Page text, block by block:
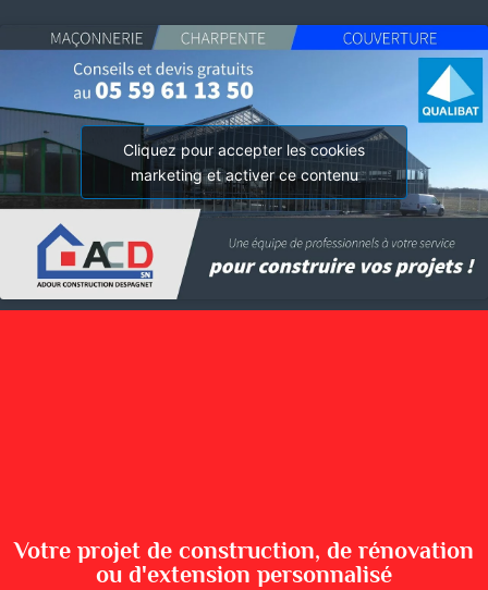
Cliquez pour accepter les cookies
marketing et activer ce contenu
Votre projet de construction, de rénovation
ou d'extension personnalisé